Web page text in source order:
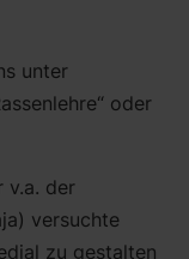
unter
oder
v.a. der
versuchte
zu gestalten